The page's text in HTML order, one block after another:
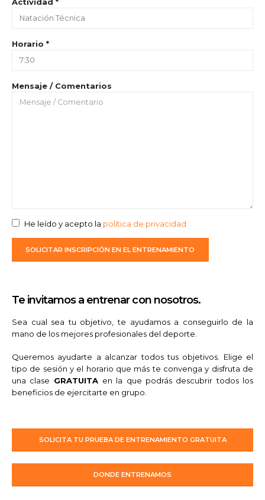
Horario *
Mensaje / Comentarios
He leído y acepto la política de privacidad
Te invitamos a entrenar con nosotros.
Sea cual sea tu objetivo, te ayudamos a conseguirlo de la
mano de los mejores profesionales del deporte.
Queremos ayudarte a alcanzar todos tus objetivos. Elige el
tipo de sesión y el horario que más te convenga y disfruta de
una clase GRATUITA en la que podrás descubrir todos los
beneficios de ejercitarte en grupo.
SOLICITA TU PRUEBA DE ENTRENAMIENTO GRATUITA
DONDE ENTRENAMOS